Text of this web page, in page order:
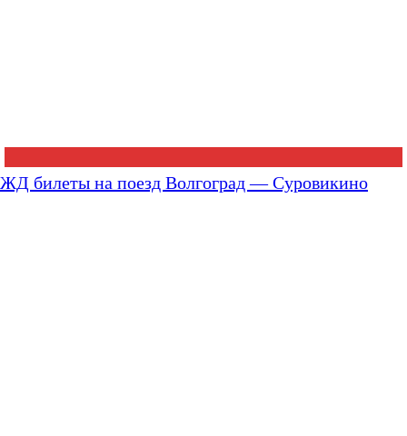
ЖД билеты на поезд Волгоград — Суровикино